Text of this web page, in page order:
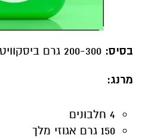
בסיס: 200-300 גרם ביסקוויט / פתיבר שוקולד
מרנג:
4 חלבונים
150 גרם אגוזי מלך